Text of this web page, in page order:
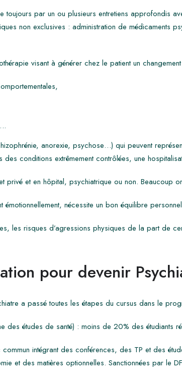
toujours par un ou plusieurs entretiens approfondis
non exclusives : administration de médicaments
visant à générer chez le patient un
anorexie, psychose…) qui peuvent
conditions extrêmement contrôlées, une
privé et en hôpital, psychiatrique ou non. Beaucoup
émotionnellement, nécessite un bon équilibre
les risques d’agressions physiques de la part de
pour devenir
a passé toutes les étapes du cursus dans le
des études de santé) : moins de 20% des étudiants
intégrant des conférences, des TP et des
et des matières optionnelles. Sanctionnées par le